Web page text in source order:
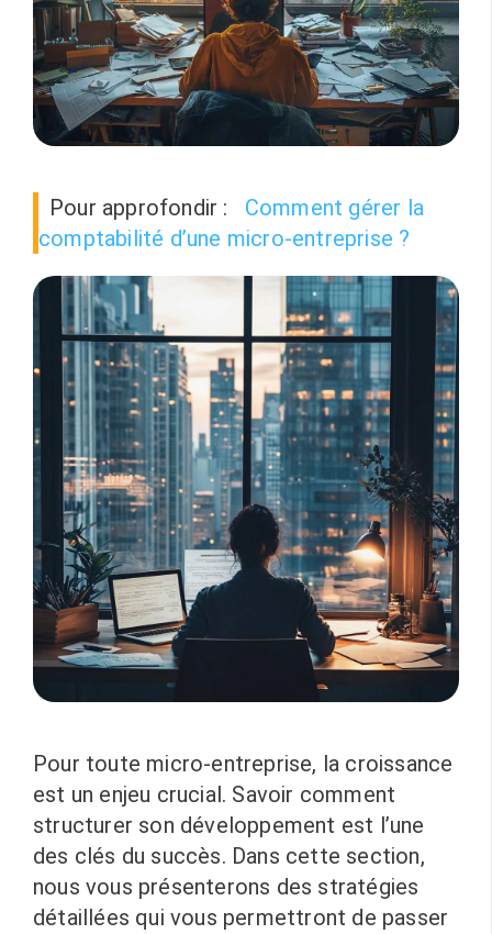
Pour approfondir :
Comment gérer la
comptabilité d’une micro-entreprise ?
Pour toute micro-entreprise, la croissance
est un enjeu crucial. Savoir comment
structurer son développement est l’une
des clés du succès. Dans cette section,
nous vous présenterons des stratégies
détaillées qui vous permettront de passer